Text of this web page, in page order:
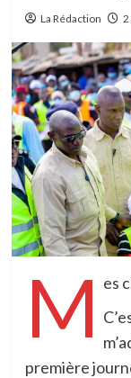
La Rédaction 2
M es
première